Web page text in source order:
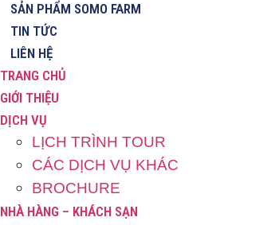
SẢN PHẨM SOMO FARM
TIN TỨC
LIÊN HỆ
TRANG CHỦ
GIỚI THIỆU
DỊCH VỤ
LỊCH TRÌNH TOUR
CÁC DỊCH VỤ KHÁC
BROCHURE
NHÀ HÀNG – KHÁCH SẠN